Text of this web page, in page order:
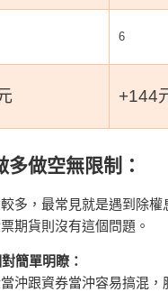
6
+144
做空無限制：
多，最常見就是遇到除權
期貨則沒有這個問題。
簡單明瞭：
沖跟資券當沖容易搞混，